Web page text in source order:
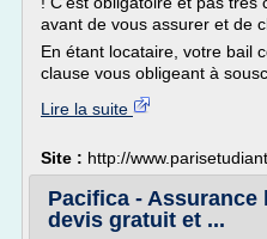
avant de vous assurer et de
En étant locataire, votre bail
clause vous obligeant à
Lire la suite
Site : http://
Pacifica -
devis gratuit et ...